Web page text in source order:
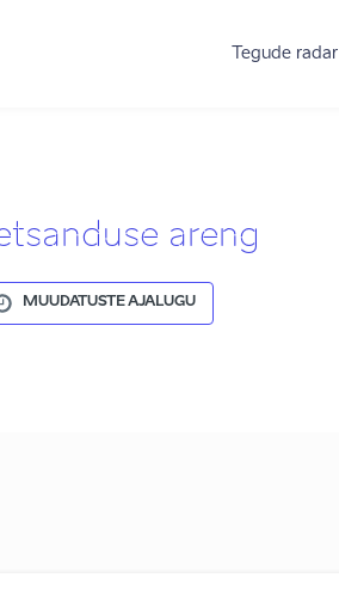
Tegude radar
areng
MUUDATUSTE AJALUGU